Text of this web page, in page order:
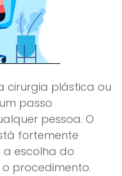
cirurgia plástica ou
passo
pessoa. O
fortemente
escolha do
procedimento.